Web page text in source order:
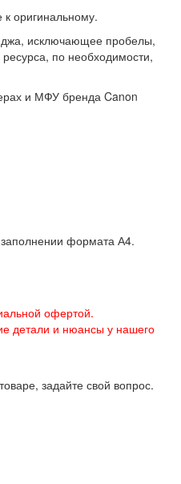
к оригинальному.
исключающее пробелы,
по необходимости,
и МФУ бренда Canon
заполнении формата А4.
офертой.
детали и нюансы у нашего
задайте свой вопрос.